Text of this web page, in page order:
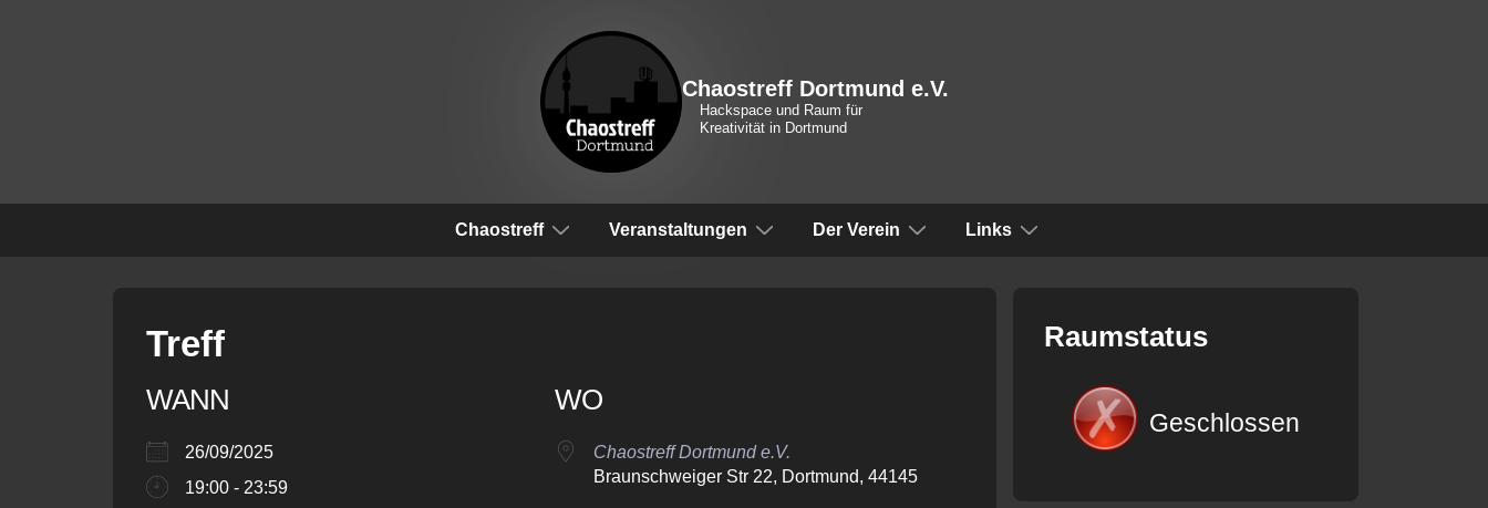
Chaostreff Dortmund e.V.
Hackspace und Raum für
Kreativität in Dortmund
Hauptnavigation
Chaostreff Veranstaltungen Der Verein Links
Treff
WANN
26/09/2025
19:00 - 23:59
WO
Chaostreff Dortmund e.V.
Braunschweiger Str 22, Dortmund, 44145
Raumstatus
Geschlossen